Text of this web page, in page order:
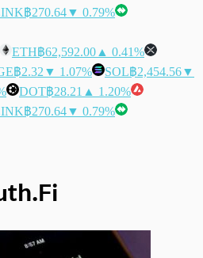
฿270.64▼ 0.79%
ETH฿62,592.00 ▲ 0.41%
฿2.32 ▼ 1.07% SOL฿2,454.56▼
DOT฿28.21 ▲ 1.20%
฿270.64▼ 0.79%